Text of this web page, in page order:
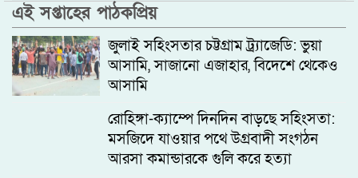
এই সপ্তাহের পাঠকপ্রিয়
জুলাই সহিংসতার চট্টগ্রাম ট্র্যাজেডি: ভুয়া
আসামি, সাজানো এজাহার, বিদেশে থেকেও
আসামি
রোহিঙ্গা-ক্যাম্পে দিনদিন বাড়ছে সহিংসতা:
মসজিদে যাওয়ার পথে উগ্রবাদী সংগঠন
আরসা কমান্ডারকে গুলি করে হত্যা